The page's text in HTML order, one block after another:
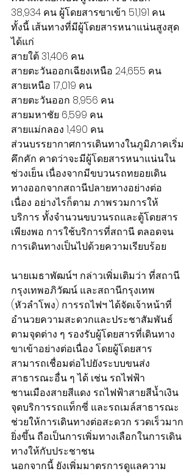
38,934 คน ผู้โดยสารขาเข้า 51,191 คน
ทั้งนี้ เส้นทางที่มีผู้โดยสารหนาแน่นสูงสุด
ได้แก่
สายใต้ 31,406 คน
สายตะวันออกเฉียงเหนือ 24,655 คน
สายเหนือ 17,019 คน
สายตะวันออก 8,956 คน
สายมหาชัย 6,599 คน
สายแม่กลอง 1,490 คน
ส่วนบรรยากาศการเดินทางในภูมิภาคเริ่ม
คึกคัก คาดว่าจะมีผู้โดยสารหนาแน่นใน
ช่วงเย็น เนื่องจากมีขบวนรถทยอยเดิน
ทางออกจากสถานีปลายทางอย่างต่อ
เนื่อง อย่างไรก็ตาม ภาพรวมการให้
บริการ ทั้งจำนวนขบวนรถและตู้โดยสาร
เพียงพอ การใช้บริการที่สถานี ตลอดจน
การเดินทางเป็นไปด้วยความเรียบร้อย
นายเมธาพัฒน์ฯ กล่าวเพิ่มเติมว่า ที่สถานี
กรุงเทพอภิวัฒน์ และสถานีกรุงเทพ
(หัวลำโพง) การรถไฟฯ ได้จัดเจ้าหน้าที่
อำนวยความสะดวกและประชาสัมพันธ์
ตามจุดต่าง ๆ รองรับผู้โดยสารที่เดินทาง
ขาเข้าอย่างต่อเนื่อง โดยผู้โดยสาร
สามารถเชื่อมต่อไปยังระบบขนส่ง
สาธารณะอื่น ๆ ได้ เช่น รถไฟฟ้า
ชานเมืองสายสีแดง รถไฟฟ้าสายสีน้ำเงิน
จุดบริการรถแท็กซี่ และรถเมล์สาธารณะ
ช่วยให้การเดินทางต่อสะดวก รวดเร็วมาก
ยิ่งขึ้น ถือเป็นการเพิ่มทางเลือกในการเดิน
ทางให้กับประชาชน
นอกจากนี้ ยังเพิ่มมาตรการดูแลความ